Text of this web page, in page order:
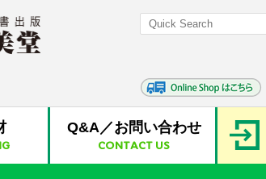
Q&A／お問い合わせ
CONTACT US